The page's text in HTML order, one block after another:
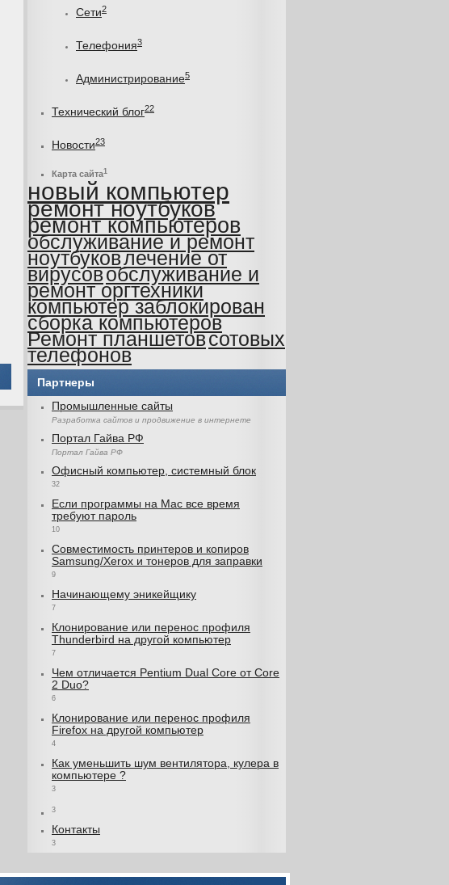
Сети2
Телефония3
Администрирование5
Технический блог22
Новости23
Карта сайта1
новый компьютер
ремонт ноутбуков
ремонт компьютеров
обслуживание и ремонт
ноутбуковлечение от
вирусовобслуживание и
ремонт оргтехники
компьютер заблокирован
сборка компьютеров
Ремонт планшетовсотовых
телефонов
Партнеры
Промышленные сайты
Разработка сайтов и продвижение в интернете
Портал Гайва РФ
Портал Гайва РФ
Офисный компьютер, системный блок
32
Если программы на Mac все время
требуют пароль
10
Совместимость принтеров и копиров
Samsung/Xerox и тонеров для заправки
9
Начинающему эникейщику
7
Клонирование или перенос профиля
Thunderbird на другой компьютер
7
Чем отличается Pentium Dual Core от Core
2 Duo?
6
Клонирование или перенос профиля
Firefox на другой компьютер
4
Как уменьшить шум вентилятора, кулера в
компьютере ?
3
3
Контакты
3